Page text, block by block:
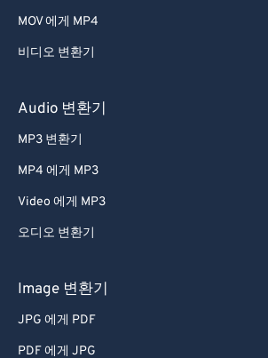
MOV 에게 MP4
비디오 변환기
Audio 변환기
MP3 변환기
MP4 에게 MP3
Video 에게 MP3
오디오 변환기
Image 변환기
JPG 에게 PDF
PDF 에게 JPG